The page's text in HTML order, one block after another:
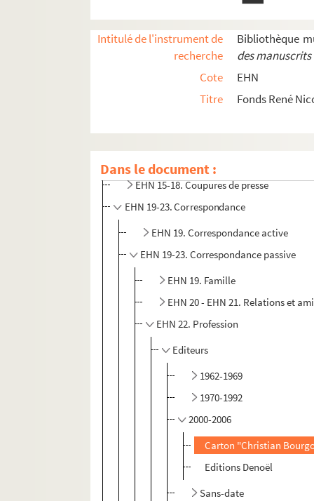
Intitulé de l'instrument de
recherche
Bibliothèque
des
Cote
EHN
Titre
Fonds René
Dans le document :
EHN 1-30. Fonds de l'auteur
EHN 1-14. Écrits
EHN 15-18. Coupures de presse
EHN 19-23. Correspondance
EHN 19. Correspondance active
EHN 19-23. Correspondance passive
EHN 19. Famille
EHN 20 - EHN 21. Relations et
EHN 22. Profession
Editeurs
1962-1969
1970-1992
2000-2006
Carton "Christian
Editions Denoël
Sans-date